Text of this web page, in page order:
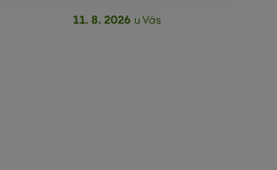
11. 8. 2026 u Vás